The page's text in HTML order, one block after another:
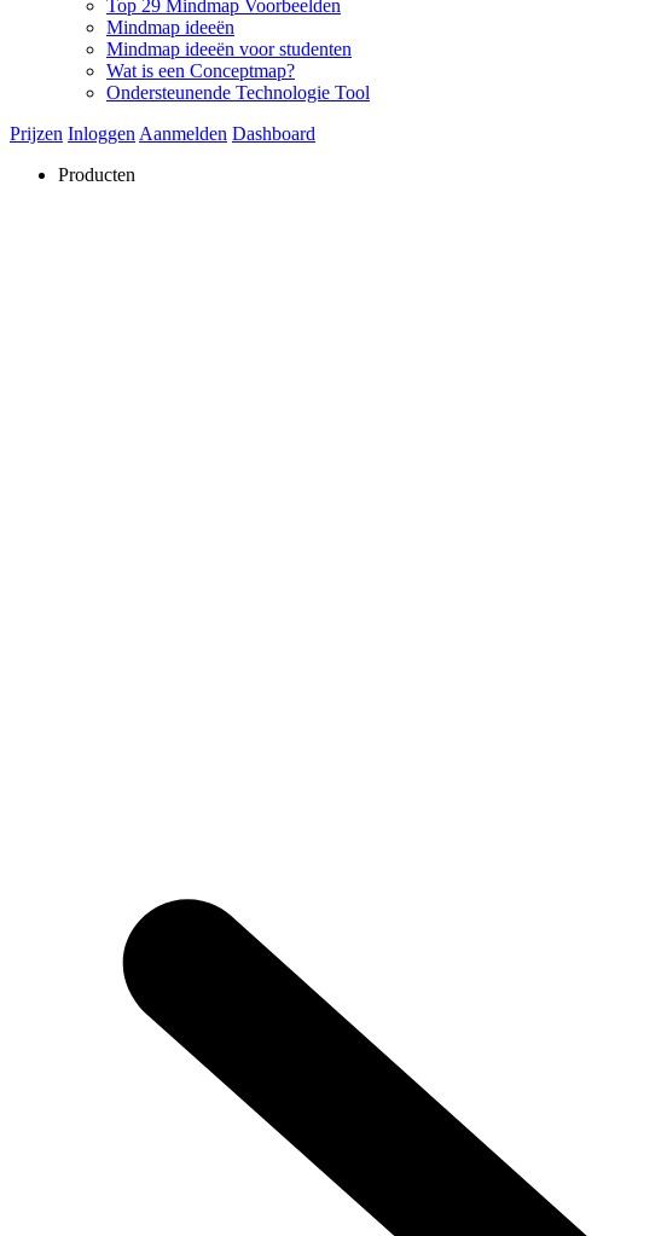
Top 29 Mindmap Voorbeelden
Mindmap ideeën
Mindmap ideeën voor studenten
Wat is een Conceptmap?
Ondersteunende Technologie Tool
Prijzen Inloggen Aanmelden Dashboard
Producten